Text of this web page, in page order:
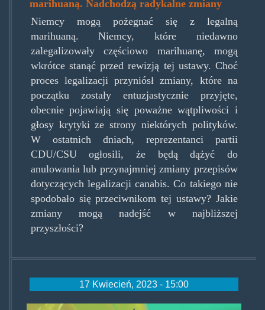
marihuaną. Nadchodzą radykalne zmiany
Niemcy mogą pożegnać się z legalną
marihuaną. Niemcy, które niedawno
zalegalizowały częściowo marihuanę, mogą
wkrótce stanąć przed rewizją tej ustawy. Choć
proces legalizacji przyniósł zmiany, które na
początku zostały entuzjastycznie przyjęte,
obecnie pojawiają się poważne wątpliwości i
głosy krytyki ze strony niektórych polityków.
W ostatnich dniach, reprezentanci partii
CDU/CSU ogłosili, że będą dążyć do
anulowania lub przynajmniej zmiany przepisów
dotyczących legalizacji canabis. Co takiego nie
spodobało się przeciwnikom tej ustawy? Jakie
zmiany mogą nadejść w najbliższej
przyszłości?
17 Kwiecień, 2023 - 15:00